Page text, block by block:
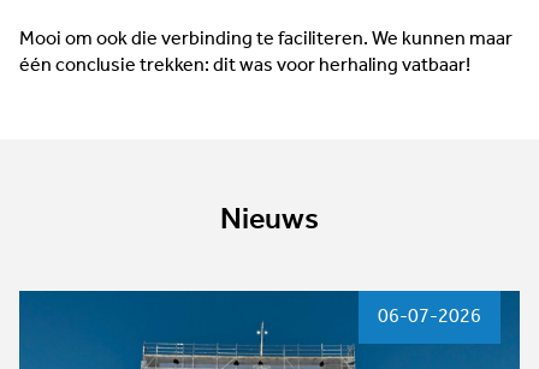
Mooi om ook die verbinding te faciliteren. We kunnen maar
één conclusie trekken: dit was voor herhaling vatbaar!
Nieuws
06-07-2026